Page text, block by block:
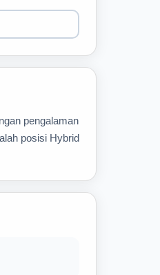
pengalaman
posisi Hybrid